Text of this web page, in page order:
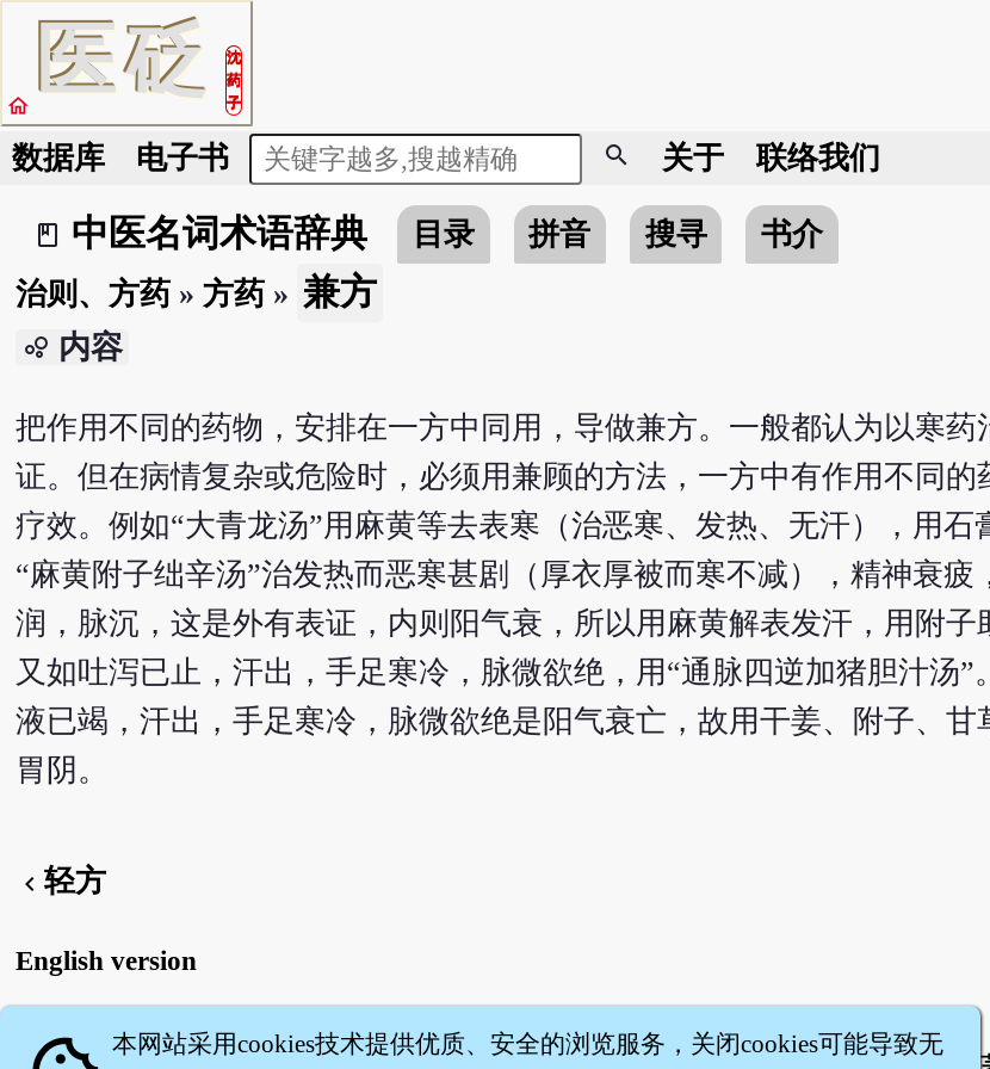
医砭
沈
药
子
home
数据库 电子书 search 关于 联络我们
book_2
中医名词术语辞典 目录 拼音 搜寻
书介
治则、方药» 方药» 兼方
bubble_chart 内容
把作用不同的药物，安排在一方中同用，导做兼方。一般都认为以寒药
证。但在病情复杂或危险时，必须用兼顾的方法，一方中有作用不同的
疗效。例如“大青龙汤”用麻黄等去表寒（治恶寒、发热、无汗），用石
“麻黄附子绌辛汤”治发热而恶寒甚剧（厚衣厚被而寒不减），精神衰疲
润，脉沉，这是外有表证，内则阳气衰，所以用麻黄解表发汗，用附子
又如吐泻已止，汗出，手足寒冷，脉微欲绝，用“通脉四逆加猪胆汁汤”
液已竭，汗出，手足寒冷，脉微欲绝是阳气衰亡，故用干姜、附子、甘
胃阴。
chevron_left 轻方
English version
本网站采用cookies技术提供优质、安全的浏览服务，关闭cookies可能导致无